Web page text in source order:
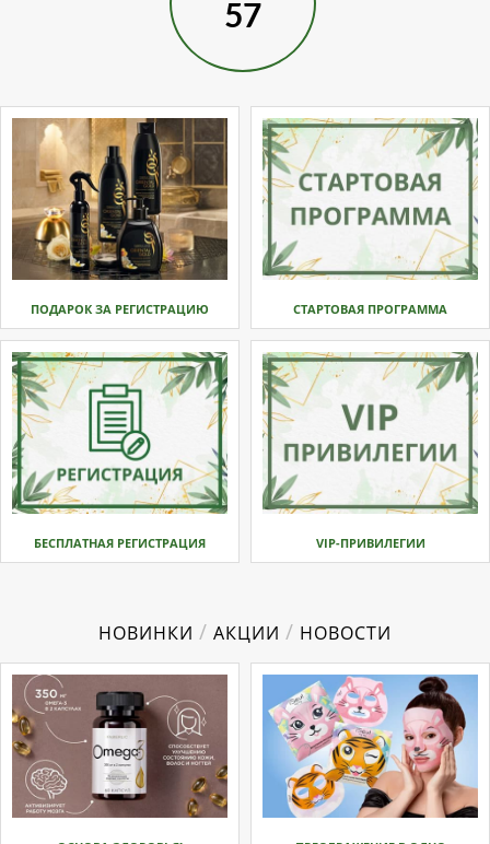
56
ПОДАРОК ЗА РЕГИСТРАЦИЮ СТАРТОВАЯ ПРОГРАММА
БЕСПЛАТНАЯ РЕГИСТРАЦИЯ VIP-ПРИВИЛЕГИИ
НОВИНКИ / АКЦИИ / НОВОСТИ